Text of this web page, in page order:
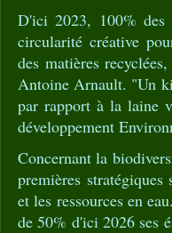
D'ici 2023, 100% des
circularité créative
des matières
Antoine Arnault. "Un
par rapport à la laine
développement
Concernant la
premières stratégiques
et les ressources en
de 50% d'ici 2026 ses